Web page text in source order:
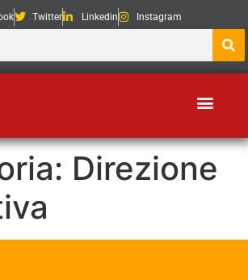
Twitter Linkedin Instagram
Direzione